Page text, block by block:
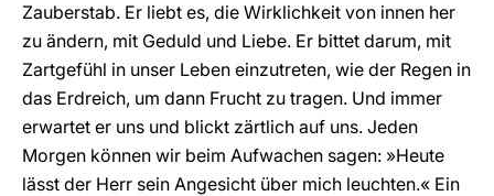
Zauberstab. Er liebt es, die Wirklichkeit von innen her
zu ändern, mit Geduld und Liebe. Er bittet darum, mit
Zartgefühl in unser Leben einzutreten, wie der Regen in
das Erdreich, um dann Frucht zu tragen. Und immer
erwartet er uns und blickt zärtlich auf uns. Jeden
Morgen können wir beim Aufwachen sagen: »Heute
lässt der Herr sein Angesicht über mich leuchten.« Ein